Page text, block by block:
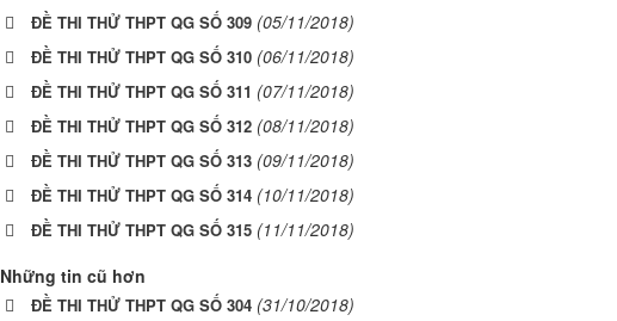
ĐỀ THI THỬ THPT QG SỐ 309 (05/11/2018)
ĐỀ THI THỬ THPT QG SỐ 310 (06/11/2018)
ĐỀ THI THỬ THPT QG SỐ 311 (07/11/2018)
ĐỀ THI THỬ THPT QG SỐ 312 (08/11/2018)
ĐỀ THI THỬ THPT QG SỐ 313 (09/11/2018)
ĐỀ THI THỬ THPT QG SỐ 314 (10/11/2018)
ĐỀ THI THỬ THPT QG SỐ 315 (11/11/2018)
Những tin cũ hơn
ĐỀ THI THỬ THPT QG SỐ 304 (31/10/2018)